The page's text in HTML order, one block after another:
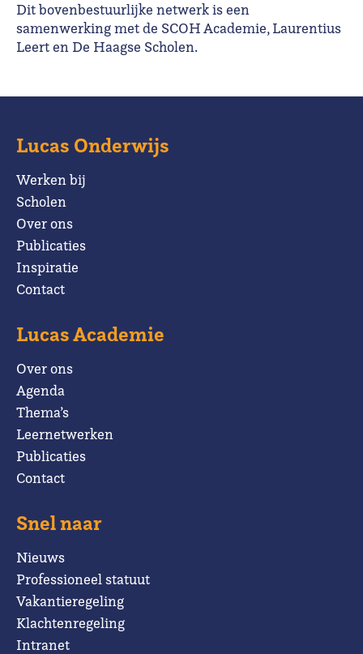
Dit bovenbestuurlijke netwerk is een
samenwerking met de SCOH Academie, Laurentius
Leert en De Haagse Scholen.
Lucas Onderwijs
Werken bij
Scholen
Over ons
Publicaties
Inspiratie
Contact
Lucas Academie
Over ons
Agenda
Thema’s
Leernetwerken
Publicaties
Contact
Snel naar
Nieuws
Professioneel statuut
Vakantieregeling
Klachtenregeling
Intranet